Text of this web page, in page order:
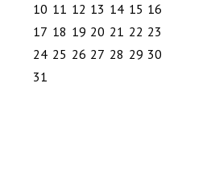
10 11 12 13 14 15 16
17 18 19 20 21 22 23
24 25 26 27 28 29 30
31